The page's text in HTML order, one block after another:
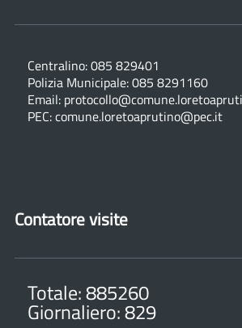
Centralino: 085 829401
Polizia Municipale: 085 8291160
Email:
PEC: comune.loretoaprutino@pec.it
Contatore visite
Totale: 885260
Giornaliero: 829